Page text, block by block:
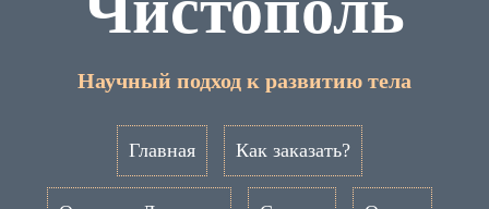
Научный подход к развитию тела
Главная Как заказать?